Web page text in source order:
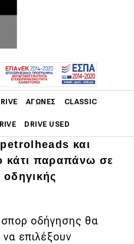
ΑΓΏΝΕΣ CLASSIC
DRIVE USED
των SUV και των
που
και
κάτι παραπάνω σε
σπορ οδήγησης θα
επιλέξουν